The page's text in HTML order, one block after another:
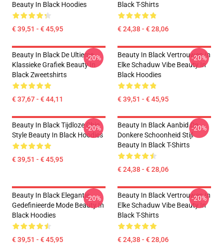
Beauty In Black Hoodies
€ 39,51 - € 45,95
Black T-Shirts
€ 24,38 - € 28,06
Beauty In Black De Ultieme
Klassieke Grafiek Beauty In
Black Zweetshirts
€ 37,67 - € 44,11
-20%
Beauty In Black Vertrouwen In
Elke Schaduw Vibe Beauty In
Black Hoodies
€ 39,51 - € 45,95
-20%
Beauty In Black Tijdloze Chic
Style Beauty In Black Hoodies
€ 39,51 - € 45,95
-20%
Beauty In Black Aanbid De
Donkere Schoonheid Stijl
Beauty In Black T-Shirts
€ 24,38 - € 28,06
-20%
Beauty In Black Elegantie
Gedefinieerde Mode Beauty In
Black Hoodies
€ 39,51 - € 45,95
-20%
Beauty In Black Vertrouwen In
Elke Schaduw Vibe Beauty In
Black T-Shirts
€ 24,38 - € 28,06
-20%